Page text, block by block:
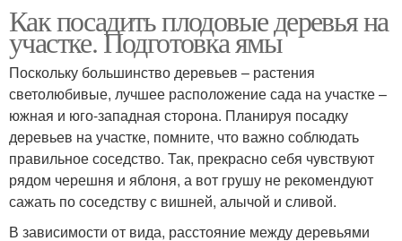
Как посадить плодовые деревья на
участке. Подготовка ямы
Поскольку большинство деревьев – растения
светолюбивые, лучшее расположение сада на участке –
южная и юго-западная сторона. Планируя посадку
деревьев на участке, помните, что важно соблюдать
правильное соседство. Так, прекрасно себя чувствуют
рядом черешня и яблоня, а вот грушу не рекомендуют
сажать по соседству с вишней, алычой и сливой.
В зависимости от вида, расстояние между деревьями